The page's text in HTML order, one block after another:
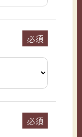
必須
必須